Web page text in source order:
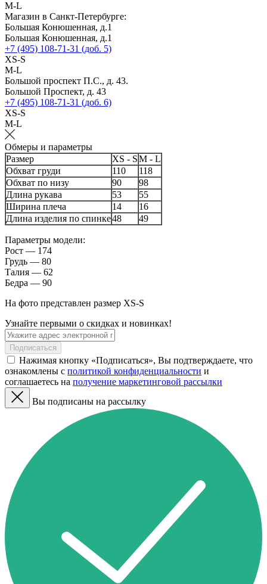
M-L
Магазин в Санкт-Петербурге:
Большая Конюшенная, д.1
Большая Конюшенная, д.1
+7 (495) 108-71-31 (доб. 5)
XS-S
M-L
Большой проспект П.С., д. 43.
Большой Проспект, д. 43
+7 (495) 108-71-31 (доб. 6)
XS-S
M-L
Обмеры и параметры
Размер
XS - SM - L
Обхват груди
110
118
Обхват по низу
90
98
Длина рукава
53
55
Ширина плеча
14
16
Длина изделия по спинке48 49
Параметры модели:
Рост — 174
Грудь — 80
Талия — 62
Бедра — 90
На фото представлен размер XS-S
Узнайте первыми о скидках и новинках!
Подписаться
Нажимая кнопку «Подписаться», Вы подтверждаете, что
ознакомлены с политикой конфиденциальности и
соглашаетесь на получение маркетинговой рассылки
Вы подписаны на рассылку